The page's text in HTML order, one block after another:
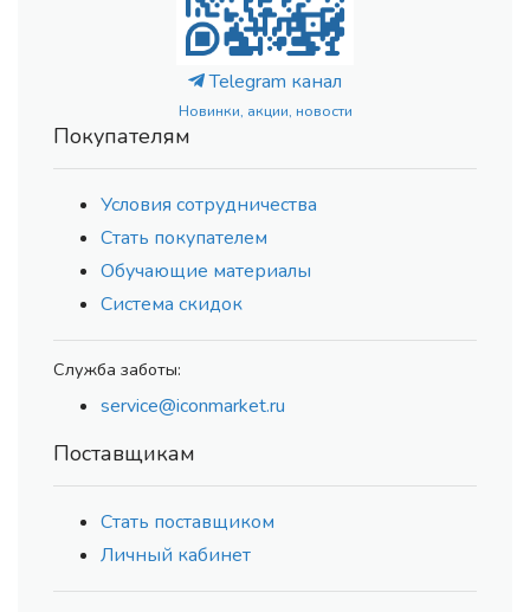
Telegram канал
Новинки, акции, новости
Покупателям
Условия сотрудничества
Стать покупателем
Обучающие материалы
Система скидок
Служба заботы:
service@iconmarket.ru
Поставщикам
Стать поставщиком
Личный кабинет